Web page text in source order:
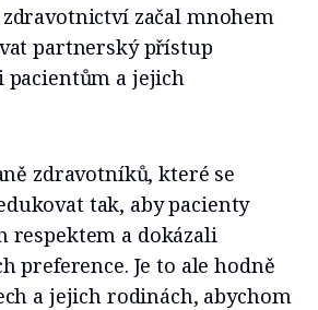
zdravotnictví začal mnohem
partnerský přístup
a jejich
zdravotníků, které se
tak, aby pacienty
respektem a dokázali
preference. Je to ale hodně
a jejich rodinách, abychom